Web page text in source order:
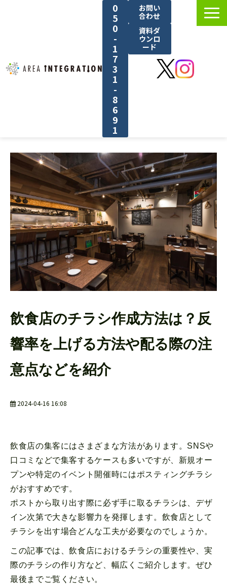
0
5
0
-
1
7
3
1
-
8
6
9
1
お問い
合わせ
資料ダ
ウンロ
ード
サービス紹介
料金
導入事例
ブログ
よくあるご質問
飲食店のチラシ作成方法は？反
響率を上げる方法や配る際の注
意点などを紹介
2024-04-16 16:08
飲食店の集客にはさまざまな方法があります。SNSや
口コミなどで集客するケースも多いですが、新規オー
プンや特定のイベント開催時にはポスティングチラシ
がおすすめです。
ポストから取り出す際に必ず手に取るチラシは、デザ
イン次第で大きな影響力を発揮します。飲食店として
チラシを出す場合どんな工夫が必要なのでしょうか。
この記事では、飲食店におけるチラシの重要性や、実
際のチラシの作り方など、幅広くご紹介します。ぜひ
最後までご覧ください。